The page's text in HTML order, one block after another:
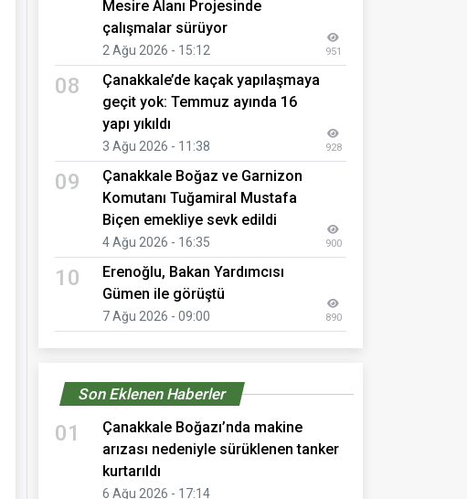
Mesire Alanı Projesinde
çalışmalar sürüyor
2 Ağu 2026 - 15:12 951
08
Çanakkale’de kaçak yapılaşmaya
geçit yok: Temmuz ayında 16
yapı yıkıldı
3 Ağu 2026 - 11:38 928
09
Çanakkale Boğaz ve Garnizon
Komutanı Tuğamiral Mustafa
Biçen emekliye sevk edildi
4 Ağu 2026 - 16:35 900
10
Erenoğlu, Bakan Yardımcısı
Gümen ile görüştü
7 Ağu 2026 - 09:00 890
Son Eklenen Haberler
01
Çanakkale Boğazı’nda makine
arızası nedeniyle sürüklenen tanker
kurtarıldı
6 Ağu 2026 - 17:14